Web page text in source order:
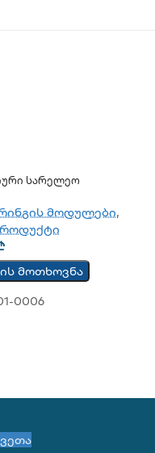
Სარელეო
მოდულები,
მოთხოვნა
0006